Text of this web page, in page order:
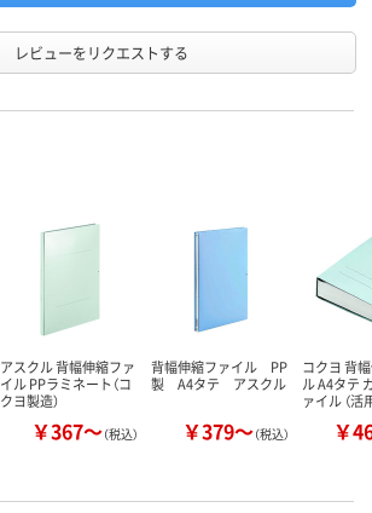
レビューをリクエストする
アスクル 背幅伸縮ファ
イル PPラミネート（コ
クヨ製造）
￥367～（税込）
背幅伸縮ファイル PP
製 A4タテ アスクル
￥379～（税込）
コクヨ 背
ル A4タテ
ァイル （
￥